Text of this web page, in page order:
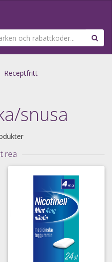
Receptfritt
snusa
rea